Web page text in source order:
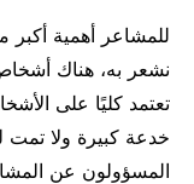
للمشاعر أهمية أكبر
نشعر به، هناك
تعتمد كليًا على
خدعة كبيرة ولا تمت
المسؤولون عن